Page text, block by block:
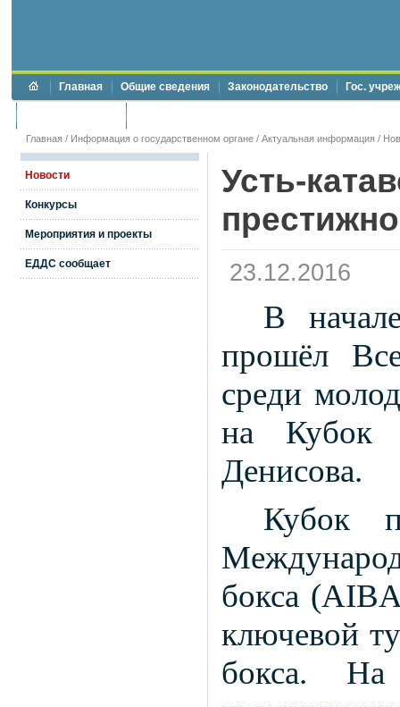
Главная Общие сведения Законодательство Гос.
Главная / Информация о государственном органе / Актуальная информация /
Новости
Конкурсы
Мероприятия и проекты
ЕДДС сообщает
Усть-
23.12.2016
В
прошёл
среди
на Кубок
Денисова.
Кубок
бокса
ключевой
бокса. На